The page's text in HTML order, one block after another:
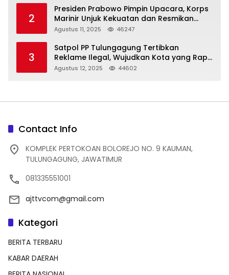
2
Presiden Prabowo Pimpin Upacara, Korps
Marinir Unjuk Kekuatan dan Resmikan
Struktur Baru
Agustus 11, 2025 46247
3
Satpol PP Tulungagung Tertibkan
Reklame Ilegal, Wujudkan Kota yang Rapi
dan Indah
Agustus 12, 2025 44602
Contact Info
KOMPLEK PERTOKOAN BOLOREJO NO. 9 KAUMAN,
TULUNGAGUNG, JAWATIMUR
081335551001
ajttvcom@gmail.com
Kategori
BERITA TERBARU
KABAR DAERAH